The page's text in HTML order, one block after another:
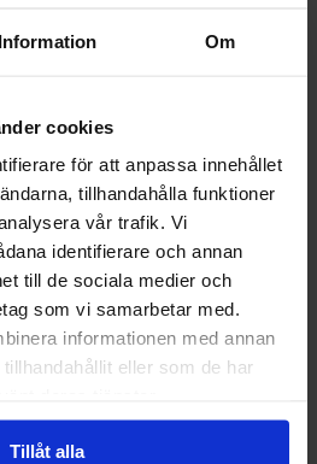
Information Om
cookies
för att anpassa innehållet
tillhandahålla funktioner
vår trafik. Vi
identifierare och annan
till de sociala medier och
som vi samarbetar med.
informationen med annan
eller som de har
Tillåt alla